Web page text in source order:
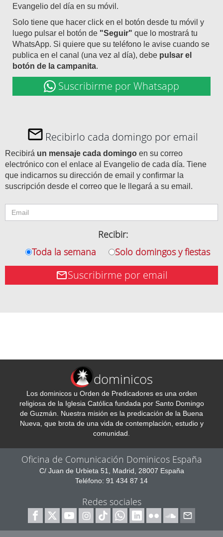
Evangelio del día en su móvil.
Solo tiene que hacer click en el botón desde tu móvil y
luego pulsar el botón de "Seguir" que lo mostrará tu
WhatsApp. Si quiere que su teléfono le avise cuando se
publica en el canal (una vez al día), debe pulsar el
botón de la campanita.
Suscribirme por Whatsapp
Recibirlo cada domingo por email
Recibirá un mensaje cada domingo en su correo
electrónico con el enlace al Evangelio de cada día. Tiene
que indicarnos su dirección de email y confirmar la
suscripción desde el correo que le llegará a su email.
Recibir:
Toda la semana
Solo domingos y fiestas
Suscribirme por email
dominicos
Los dominicos u Orden de Predicadores es una orden
religiosa de la Iglesia Católica fundada por Santo Domingo
de Guzmán. Nuestra misión es la predicación de la Buena
Nueva, que brota de una vida de contemplación, estudio y
comunidad.
Oficina de Comunicación Dominicos España
C/ Juan de Urbieta 51, Madrid, 28007 España
Teléfono: 91 434 87 14
Redes sociales